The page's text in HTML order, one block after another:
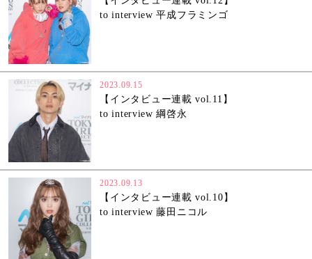
to interview 平成フラミンゴ
2023.09.15
【インタビュー連載 vol.11】
to interview 綱啓永
2023.09.13
【インタビュー連載 vol.10】
to interview 藤田ニコル